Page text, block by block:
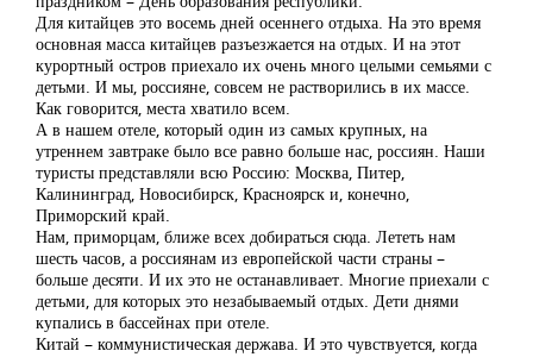
Для китайцев это восемь дней осеннего отдыха. На это время
основная масса китайцев разъезжается на отдых. И на этот
курортный остров приехало их очень много целыми семьями с
детьми. И мы, россияне, совсем не растворились в их массе.
Как говорится, места хватило всем.
А в нашем отеле, который один из самых крупных, на
утреннем завтраке было все равно больше нас, россиян. Наши
туристы представляли всю Россию: Москва, Питер,
Калининград, Новосибирск, Красноярск и, конечно,
Приморский край.
Нам, приморцам, ближе всех добираться сюда. Лететь нам
шесть часов, а россиянам из европейской части страны –
больше десяти. И их это не останавливает. Многие приехали с
детьми, для которых это незабываемый отдых. Дети днями
купались в бассейнах при отеле.
Китай – коммунистическая держава. И это чувствуется, когда